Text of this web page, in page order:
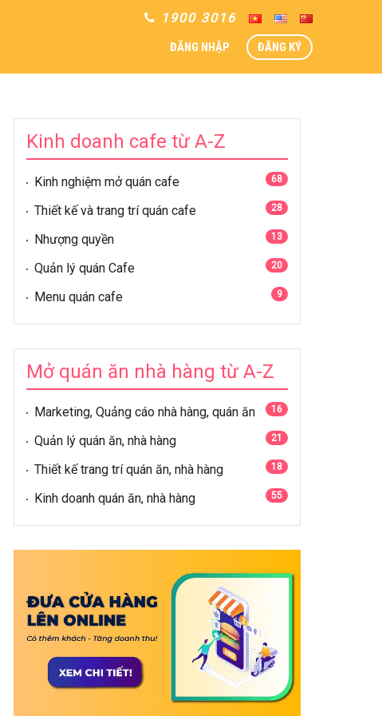
1900 3016
ĐĂNG NHẬP ĐĂNG KÝ
Kinh doanh cafe từ A-Z
Kinh nghiệm mở quán cafe 68
Thiết kế và trang trí quán cafe 28
Nhượng quyền 13
Quản lý quán Cafe 20
Menu quán cafe 9
Mở quán ăn nhà hàng từ A-Z
Marketing, Quảng cáo nhà hàng, quán ăn 16
Quản lý quán ăn, nhà hàng 21
Thiết kế trang trí quán ăn, nhà hàng 18
Kinh doanh quán ăn, nhà hàng 55